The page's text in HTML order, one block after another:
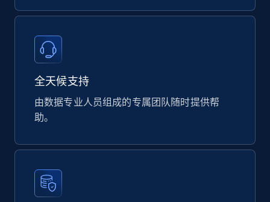
eCommerce
775+
mercadolivre.com.br products
Tags, Final price, Original price, and more.
eCommerce
全天候支持
由数据专业人员组成的专属团队随时提供帮
助。